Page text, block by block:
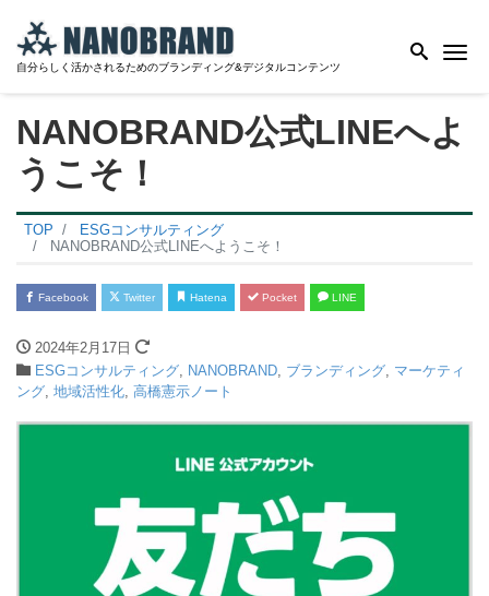
自分らしく活かされるためのブランディング&デジタルコンテンツ
NANOBRAND公式LINEへよ
うこそ！
TOP
ESGコンサルティング
NANOBRAND公式LINEへようこそ！
Facebook Twitter Hatena Pocket LINE
2024年2月17日
ESGコンサルティング NANOBRAND ブランディング マーケティ
ング 地域活性化 高橋憲示ノート